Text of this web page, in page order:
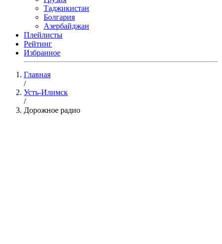
Таджикистан
Болгария
Азербайджан
Плейлисты
Рейтинг
Избранное
Главная
/
Усть-Илимск
/
Дорожное радио